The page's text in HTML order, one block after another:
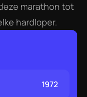
marathon tot
hardloper.
1972